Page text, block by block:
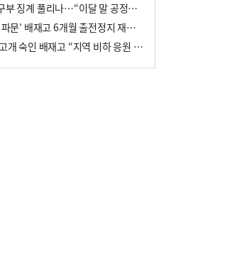
배재고 야구부 징계 풀리나…“이달 말 공정위서 재심의”
‘스벅 구호 파문’ 배재고 6개월 출전정지 재심 신청키로
광주 찾아 고개 숙인 배재고 “지역 비하 응원 잘못”(종합)